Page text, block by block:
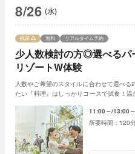
8/26 (水)
少人数検討の方◎選べるパ
リゾートW体験
残席 無料 リアルタイム予約
人数やご希望のスタイルに合わせて選べ
たい『料理』はしっかりコースで試食！温
11:00～ 13:00～
120